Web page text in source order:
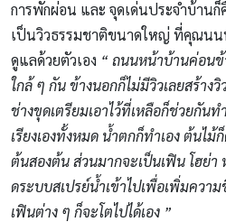
การพักผ่อน และ จุดเด่นประจําบ้าน
เป็นวิวธรรมชาติขนาดใหญ่ ที่คุณน
ดูแลด้วยตัวเอง “ ถนนหน้าบ้านค่อน
ใกล้ ๆ กัน ข้างนอกก็ไม่มีวิวเลยสร้าง
ช่างขุดเตรียมเอาไว้ที่เหลือก็ช่วยกั
เรียงเองทั้งหมด น้ำตกก็ทําเอง ต้นไ
ต้นสองต้น ส่วนมากจะเป็นเฟิน โฮย่า
ดระบบสเปรย์น้ำเข้าไปเพื่อเพิ่มคว
เฟินต่าง ๆ ก็จะโตไปได้เอง ”